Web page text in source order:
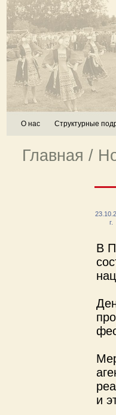
О нас Структурные
Главная /
г.
В
и